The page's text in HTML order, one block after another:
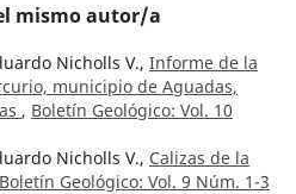
mismo autor/a
Nicholls V., Informe de la
municipio de Aguadas,
, Boletín Geológico: Vol. 10
Nicholls V., Calizas de la
Boletín Geológico: Vol. 9 Núm. 1-3